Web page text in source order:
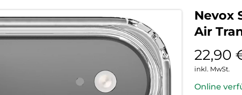
Nevox
Air
22,90
inkl. MwSt.
Online